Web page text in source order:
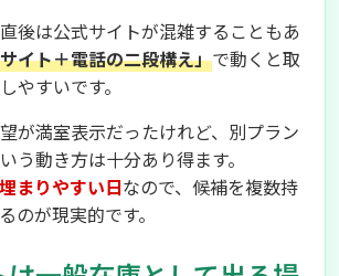
後は公式サイトが混雑することもあ
イト＋電話の二段構え」で動くと取
やすいです。
が満室表示だったけれど、別プラン
う動き方は十分あり得ます。
まりやすい日なので、候補を複数持
のが現実的です。